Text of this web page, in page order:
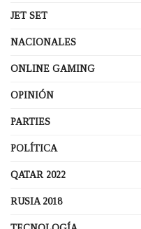
JET SET
NACIONALES
ONLINE GAMING
OPINIÓN
PARTIES
POLÍTICA
QATAR 2022
RUSIA 2018